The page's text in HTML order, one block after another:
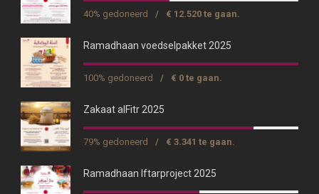
40% gedoneerd / € 12.520 te gaan.
Ramadhaan voedselpakket 2025
100% gedoneerd / € 0 te gaan.
Zakaat alFitr 2025
79% gedoneerd / € 3.341 te gaan.
Ramadhaan Iftarproject 2025